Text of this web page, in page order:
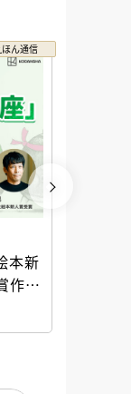
ほん通信
本新
作家
践